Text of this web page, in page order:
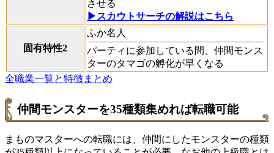
させる
▶スカウトサーチの解説はこちら
固有特性2
ふか名人
パーティに参加している間、仲間モンス
ターのタマゴの孵化が早くなる
全職業一覧と特徴まとめ
仲間モンスターを35種類集めれば転職可能
まものマスターへの転職には、仲間にしたモンスターの種類